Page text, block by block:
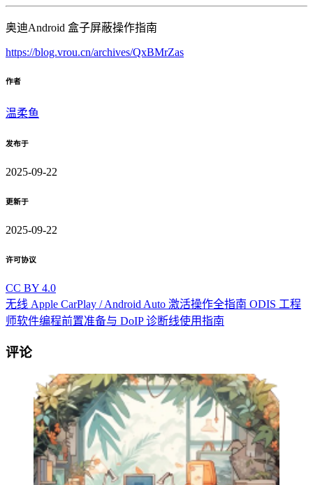
奥迪Android 盒子屏蔽操作指南
https://blog.vrou.cn/archives/QxBMrZas
作者
温柔鱼
发布于
2025-09-22
更新于
2025-09-22
许可协议
CC BY 4.0
无线 Apple CarPlay / Android Auto 激活操作全指南 ODIS 工程
师软件编程前置准备与 DoIP 诊断线使用指南
评论